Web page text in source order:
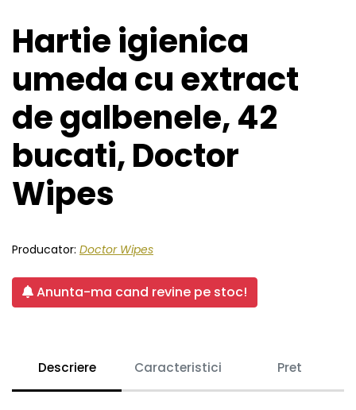
Hartie igienica
umeda cu extract
de galbenele, 42
bucati, Doctor
Wipes
Producator: Doctor Wipes
Anunta-ma cand revine pe stoc!
Descriere Caracteristici Pret